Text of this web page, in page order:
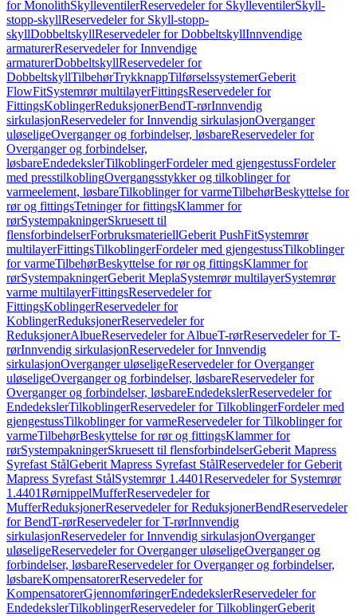
for MonolithSkylleventilerReservedeler for SkylleventilerSkyll-
stopp-skyllReservedeler for Skyll-stopp-
skyllDobbeltskyllReservedeler for DobbeltskyllInnvendige
armaturerReservedeler for Innvendige
armaturerDobbeltskyllReservedeler for
DobbeltskyllTilbehørTrykknappTilførselssystemerGeberit
FlowFitSystemrør multilayerFittingsReservedeler for
FittingsKoblingerReduksjonerBendT-rørInnvendig
sirkulasjonReservedeler for Innvendig sirkulasjonOverganger
uløseligeOverganger og forbindelser, løsbareReservedeler for
Overganger og forbindelser,
løsbareEndedekslerTilkoblingerFordeler med gjengestussFordeler
med presstilkoblingOvergangsstykker og tilkoblinger for
varmeelement, løsbareTilkoblinger for varmeTilbehørBeskyttelse for
rør og fittingsTetninger for fittingsKlammer for
rørSystempakningerSkruesett til
flensforbindelserForbruksmateriellGeberit PushFitSystemrør
multilayerFittingsTilkoblingerFordeler med gjengestussTilkoblinger
for varmeTilbehørBeskyttelse for rør og fittingsKlammer for
rørSystempakningerGeberit MeplaSystemrør multilayerSystemrør
varme multilayerFittingsReservedeler for
FittingsKoblingerReservedeler for
KoblingerReduksjonerReservedeler for
ReduksjonerAlbueReservedeler for AlbueT-rørReservedeler for T-
rørInnvendig sirkulasjonReservedeler for Innvendig
sirkulasjonOverganger uløseligeReservedeler for Overganger
uløseligeOverganger og forbindelser, løsbareReservedeler for
Overganger og forbindelser, løsbareEndedekslerReservedeler for
EndedekslerTilkoblingerReservedeler for TilkoblingerFordeler med
gjengestussTilkoblinger for varmeReservedeler for Tilkoblinger for
varmeTilbehørBeskyttelse for rør og fittingsKlammer for
rørSystempakningerSkruesett til flensforbindelserGeberit Mapress
Syrefast StålGeberit Mapress Syrefast StålReservedeler for Geberit
Mapress Syrefast StålSystemrør 1.4401Reservedeler for Systemrør
1.4401RørnippelMufferReservedeler for
MufferReduksjonerReservedeler for ReduksjonerBendReservedeler
for BendT-rørReservedeler for T-rørInnvendig
sirkulasjonReservedeler for Innvendig sirkulasjonOverganger
uløseligeReservedeler for Overganger uløseligeOverganger og
forbindelser, løsbareReservedeler for Overganger og forbindelser,
løsbareKompensatorerReservedeler for
KompensatorerGjennomføringerEndedekslerReservedeler for
EndedekslerTilkoblingerReservedeler for TilkoblingerGeberit